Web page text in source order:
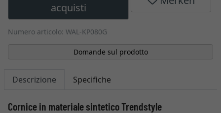
acquisti
Numero articolo: WAL-KP080G
Domande sul prodotto
Descrizione Specifiche
Cornice in materiale sintetico Trendstyle